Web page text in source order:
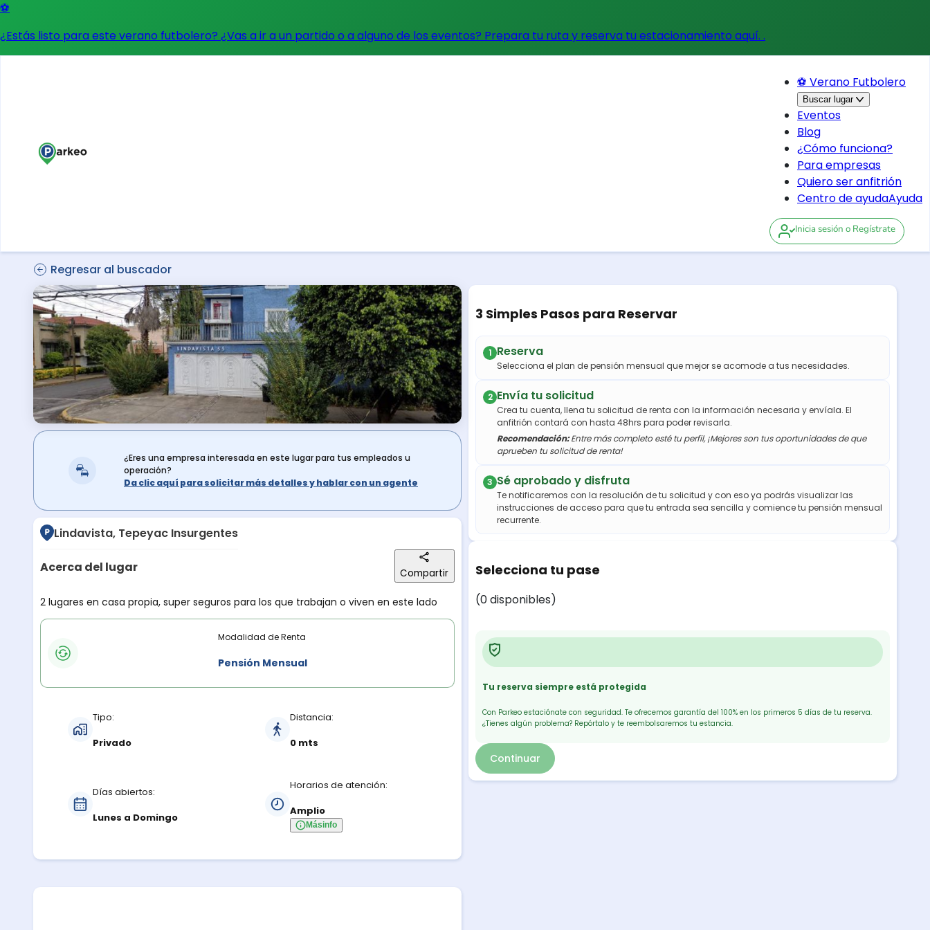
⚽
¿Estás listo para este verano futbolero? ¿Vas a ir a un partido o a alguno de los eventos? Prepara tu ruta y reserva tu estacionamiento aquí. .
⚽ Verano Futbolero
Buscar lugar
Eventos
Blog
¿Cómo funciona?
Para empresas
Quiero ser anfitrión
Centro de ayudaAyuda
Inicia sesión o Regístrate
Regresar al buscador
¿Eres una empresa interesada en este lugar para tus empleados u
operación?
Da clic aquí para solicitar más detalles y hablar con un agente
Lindavista, Tepeyac Insurgentes
Acerca del lugar Compartir
Descripción del lugar
2 lugares en casa propia, super seguros para los que trabajan o viven en este lado
Modalidades de renta
Modalidad de Renta
Pensión Mensual
Tipo:
Privado
Distancia:
0 mts
Días abiertos:
Lunes a Domingo
Horarios de atención:
Amplio
Másinfo
3 Simples Pasos para Reservar
1 Reserva
Selecciona el plan de pensión mensual que mejor se acomode a tus necesidades.
2 Envía tu solicitud
Crea tu cuenta, llena tu solicitud de renta con la información necesaria y envíala. El
anfitrión contará con hasta 48hrs para poder revisarla.
Recomendación:Entre más completo esté tu perfil, ¡Mejores son tus oportunidades de que
aprueben tu solicitud de renta!
3 Sé aprobado y disfruta
Te notificaremos con la resolución de tu solicitud y con eso ya podrás visualizar las
instrucciones de acceso para que tu entrada sea sencilla y comience tu pensión mensual
recurrente.
Selecciona tu pase
(0 disponibles)
Tu reserva siempre está protegida
Con Parkeo estaciónate con seguridad. Te ofrecemos garantía del 100% en los primeros 5 días de tu reserva.
¿Tienes algún problema? Repórtalo y te reembolsaremos tu estancia.
Continuar